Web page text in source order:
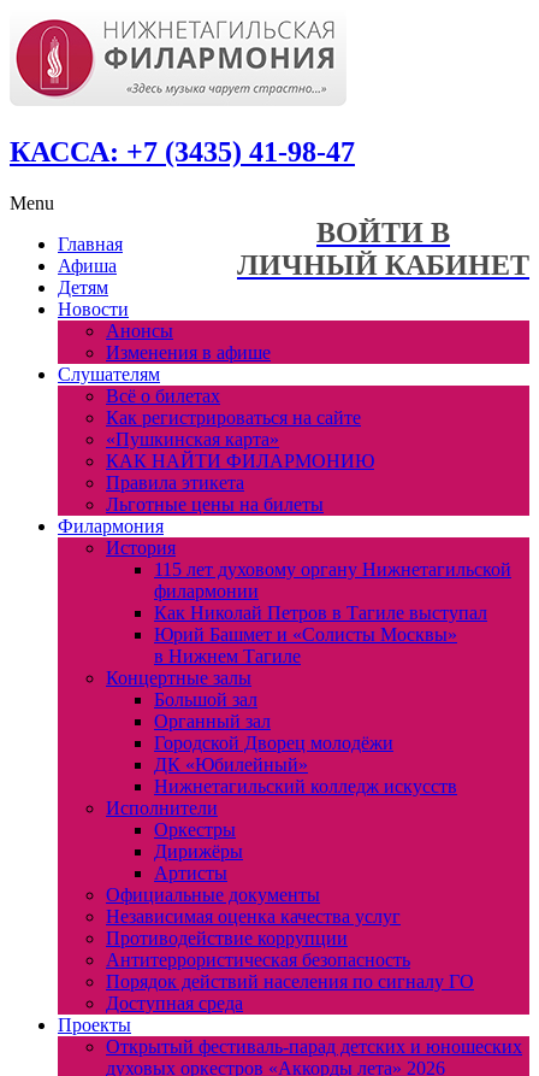
КАССА: +7 (3435) 41-98-47
ВОЙТИ В
ЛИЧНЫЙ КАБИНЕТ
Menu
Главная
Афиша
Детям
Новости
Анонсы
Изменения в афише
Слушателям
Всё о билетах
Как регистрироваться на сайте
«Пушкинская карта»
КАК НАЙТИ ФИЛАРМОНИЮ
Правила этикета
Льготные цены на билеты
Филармония
История
115 лет духовому органу Нижнетагильской
филармонии
Как Николай Петров в Тагиле выступал
Юрий Башмет и «Солисты Москвы»
в Нижнем Тагиле
Концертные залы
Большой зал
Органный зал
Городской Дворец молодёжи
ДК «Юбилейный»
Нижнетагильский колледж искусств
Исполнители
Оркестры
Дирижёры
Артисты
Официальные документы
Независимая оценка качества услуг
Противодействие коррупции
Антитеррористическая безопасность
Порядок действий населения по сигналу ГО
Доступная среда
Проекты
Открытый фестиваль-парад детских и юношеских
духовых оркестров «Аккорды лета» 2026